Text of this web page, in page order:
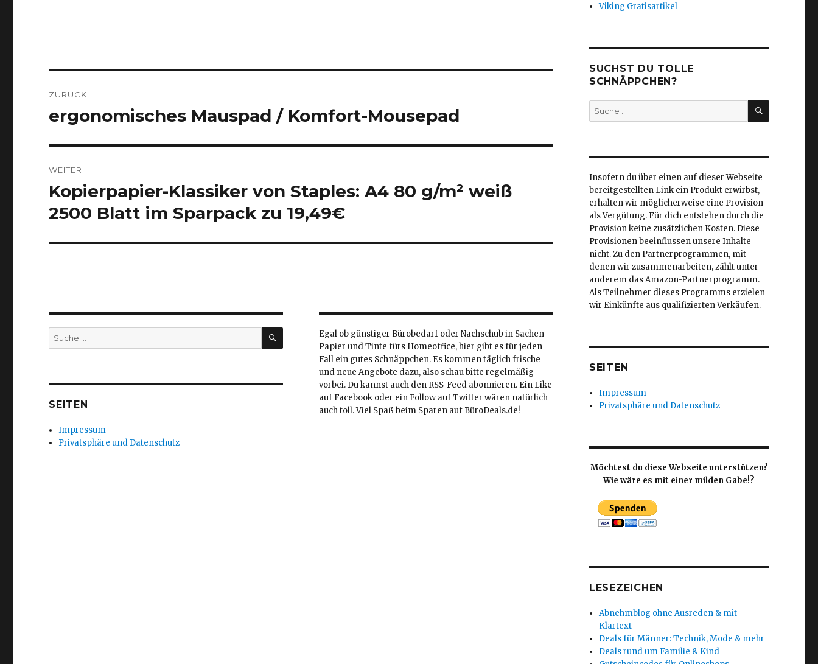
ZURÜCK
Vorheriger
ergonomisches Mauspad / Komfort-Mousepad
WEITER
Nächster
Beitrag:
Kopierpapier-Klassiker von Staples: A4 80 g/m² weiß
2500 Blatt im Sparpack zu 19,49€
Suche
nach:
SUCHEN
SEITEN
Impressum
Privatsphäre und Datenschutz
Egal ob günstiger Bürobedarf oder Nachschub in Sachen
Papier und Tinte fürs Homeoffice, hier gibt es für jeden
Fall ein gutes Schnäppchen. Es kommen täglich frische
und neue Angebote dazu, also schau bitte regelmäßig
vorbei. Du kannst auch den RSS-Feed abonnieren. Ein Like
auf Facebook oder ein Follow auf Twitter wären natürlich
auch toll. Viel Spaß beim Sparen auf BüroDeals.de!
Viking Gratisartikel
SUCHST DU TOLLE
SCHNÄPPCHEN?
Suche
nach:
SUCHEN
Insofern du über einen auf dieser Webseite
bereitgestellten Link ein Produkt erwirbst,
erhalten wir möglicherweise eine Provision
als Vergütung. Für dich entstehen durch die
Provision keine zusätzlichen Kosten. Diese
Provisionen beeinflussen unsere Inhalte
nicht. Zu den Partnerprogrammen, mit
denen wir zusammenarbeiten, zählt unter
anderem das Amazon-Partnerprogramm.
Als Teilnehmer dieses Programms erzielen
wir Einkünfte aus qualifizierten Verkäufen.
SEITEN
Impressum
Privatsphäre und Datenschutz
Möchtest du diese Webseite unterstützen?
Wie wäre es mit einer milden Gabe!?
LESEZEICHEN
Abnehmblog ohne Ausreden & mit
Klartext
Deals für Männer: Technik, Mode & mehr
Deals rund um Familie & Kind